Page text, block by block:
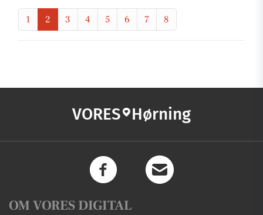
1 2 3 4 5 6 7 8
VORES Hørning
OM VORES DIGITAL